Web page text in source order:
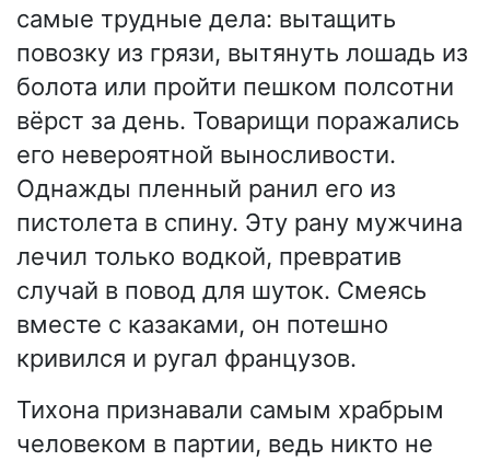
самые трудные дела: вытащить
повозку из грязи, вытянуть лошадь из
болота или пройти пешком полсотни
вёрст за день. Товарищи поражались
его невероятной выносливости.
Однажды пленный ранил его из
пистолета в спину. Эту рану мужчина
лечил только водкой, превратив
случай в повод для шуток. Смеясь
вместе с казаками, он потешно
кривился и ругал французов.
Тихона признавали самым храбрым
человеком в партии, ведь никто не